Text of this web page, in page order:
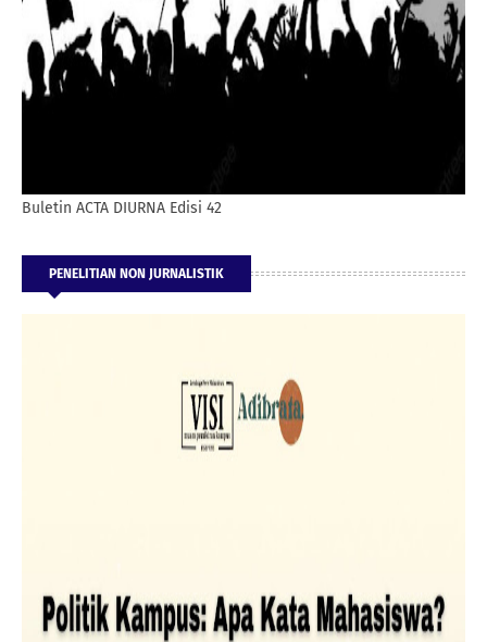
Buletin ACTA DIURNA Edisi 42
PENELITIAN NON JURNALISTIK